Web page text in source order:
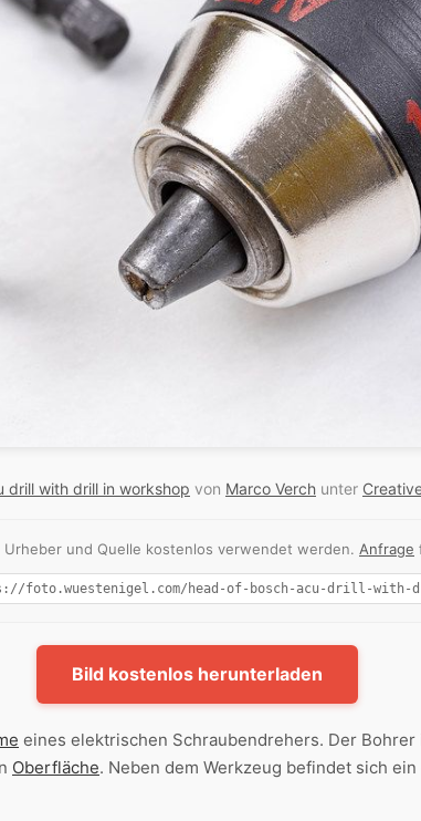
drill with drill in workshop von Marco Verch unter
und Quelle kostenlos verwendet werden. Anfrage
Bild kostenlos herunterladen
eines elektrischen Schraubendrehers. Der
Oberfläche. Neben dem Werkzeug befindet sich